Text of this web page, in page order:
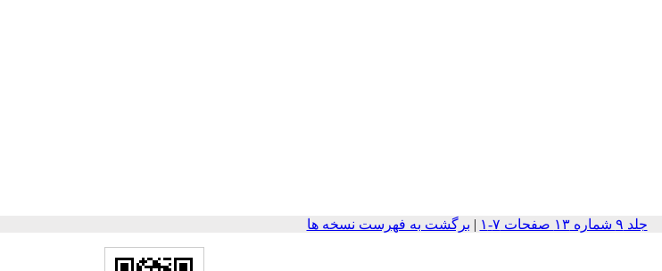
جلد ۹ شماره ۱۳ صفحات ۷-۱ | برگشت به فهرست نسخه ها